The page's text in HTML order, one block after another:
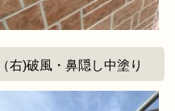
)破風・鼻隠し中塗り